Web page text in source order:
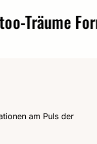
Form
am Puls der